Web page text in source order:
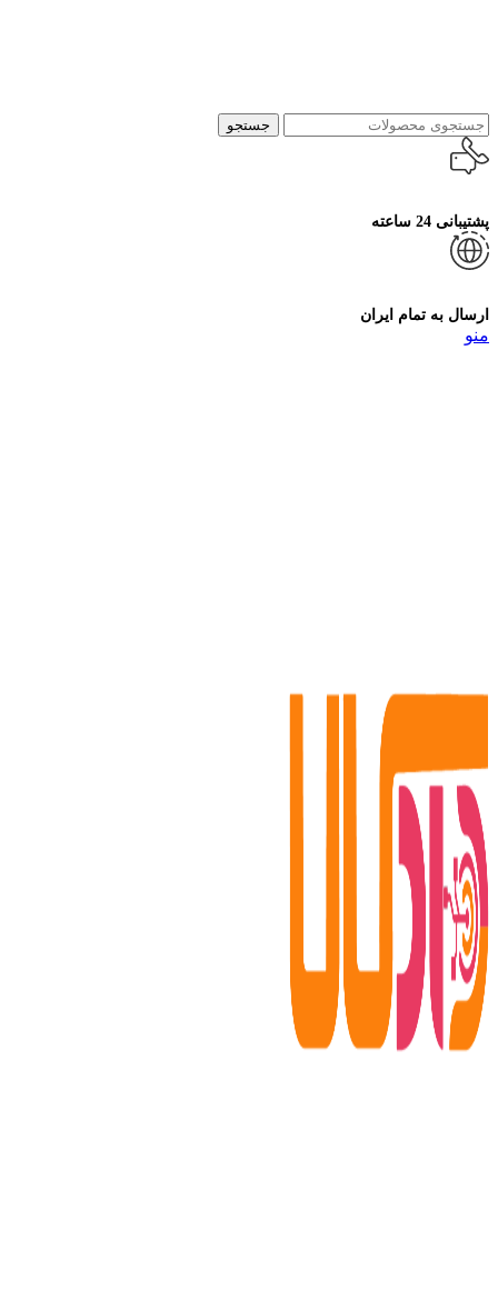
جستجو
پشتیبانی 24 ساعته
ارسال به تمام ایران
منو